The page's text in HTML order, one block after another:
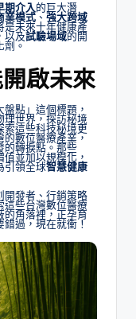
期介入的巨大潛
業模式、強大跨域
是未來十年健康產
以及試驗場域的開
劑。
啟未來
盤點」這個標題，
理世界，探訪秘境
索這些科技秘境更
的數位醫療產業，
的轉捩點。那些
值並加以規模化，
引領全球智慧健康
開發者、行銷策略
這些台灣數位醫療
的角落裡，正孕育
過，現在就衝！